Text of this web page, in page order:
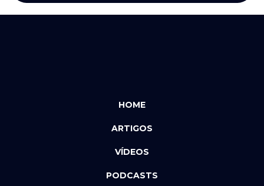
HOME
ARTIGOS
VÍDEOS
PODCASTS